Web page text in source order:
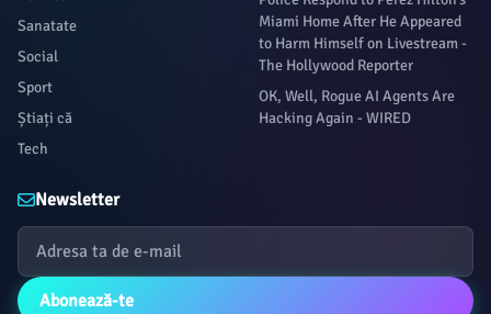
Sanatate
Social
Sport
Știați că
Tech
Miami Home After He Appeared
to Harm Himself on Livestream -
The Hollywood Reporter
OK, Well, Rogue AI Agents Are
Hacking Again - WIRED
Newsletter
Abonează-te